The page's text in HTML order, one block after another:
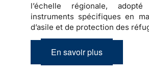
l’échelle régionale,
instruments spécifiques en
d’asile et de protection des
En savoir plus